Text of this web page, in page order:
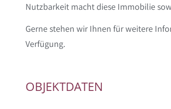
Nutzbarkeit macht diese Immobilie
Gerne stehen wir Ihnen für weitere
Verfügung.
OBJEKTDATEN